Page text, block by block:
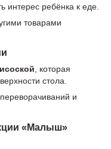
интерес ребёнка к еде.
товарами
, которая
стола.
и
«Малыш»